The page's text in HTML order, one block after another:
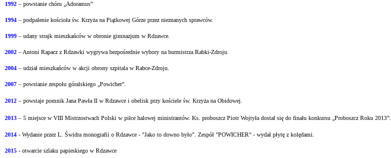
1992 – powstanie chóru „Adoramus”
1994 – podpalenie kościoła św. Krzyża na Piątkowej Górze przez nieznanych sprawców.
1999 – udany strajk mieszkańców w obronie gimnazjum w Rdzawce.
2002 – Antoni Rapacz z Rdzawki wygrywa bezpośrednie wybory na burmistrza Rabki-Zdroju.
2004 – udział mieszkańców w akcji obrony szpitala w Rabce-Zdroju.
2007 – powstanie zespołu góralskiego „Powicher”.
2012 – powstaje pomnik Jana Pawła II w Rdzawce i obelisk przy kościele św. Krzyża naObidowej.
2013 – 5 miejsce w VIII Mistrzostwach Polski w piłce halowej ministrantów. Ks. proboszcz Piotr Wojtyła dostał się do finału konkursu „Proboszcz Roku 2013”.
2014 - Wydanie przez L. Świdra monografii o Rdzawce - "Jako to downo było". Zespół "POWICHER" - wydał płytę z kolędami.
2015 - otwarcie szlaku papieskiego w Rdzawce